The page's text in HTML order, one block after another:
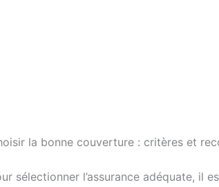
la bonne couverture : critères et
sélectionner l’assurance adéquate, il